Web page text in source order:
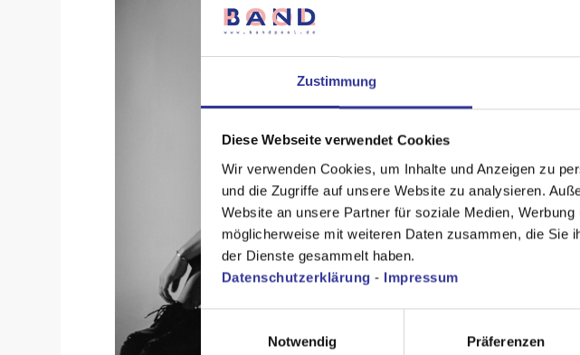
Zustimmung
Diese Webseite verwendet Cookies
Wir verwenden Cookies, um Inhalte und Anzeigen zu
und die Zugriffe auf unsere Website zu analysieren.
Website an unsere Partner für soziale Medien,
möglicherweise mit weiteren Daten zusammen, die Sie
der Dienste gesammelt haben.
Datenschutzerklärung - Impressum
Notwendig
Präferenzen
Karo Lynn,
Zuhörer.
eine
die
Karo Lynn
der Masse